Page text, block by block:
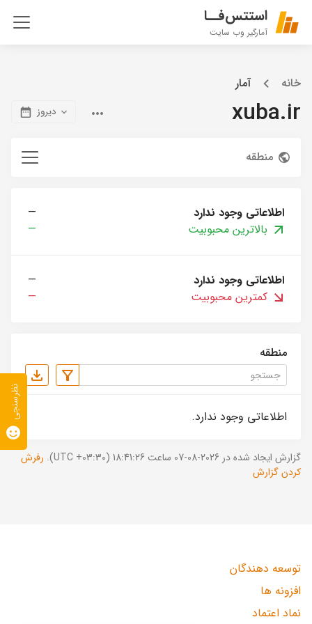
استتس‌فــا
آمارگیر وب سایت
خانه آمار
xuba.ir دیروز
منطقه
اطلاعاتی وجود ندارد
—
بالاترین محبوبیت
—
اطلاعاتی وجود ندارد
—
کمترین محبوبیت
—
منطقه
اطلاعاتی وجود ندارد.
گزارش ایجاد شده در 2026-08-07 ساعت 18:41:26 (UTC +03:30).
رفرش
کردن گزارش
توسعه دهندگان
افزونه ها
نماد اعتماد
نظرسنجی